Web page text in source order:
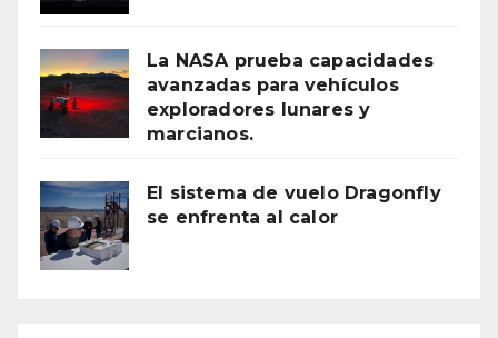
La NASA prueba capacidades
avanzadas para vehículos
exploradores lunares y
marcianos.
El sistema de vuelo Dragonfly
se enfrenta al calor